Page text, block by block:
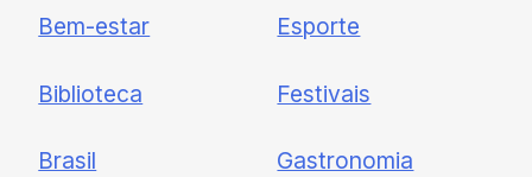
nossas novidades.
Bem-estar
Biblioteca
Brasil
Esporte
Festivais
Gastronomia